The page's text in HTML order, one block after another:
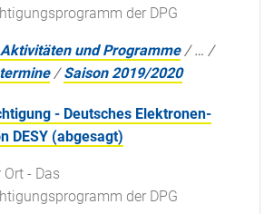
der DPG
Aktivitäten und Programme /… /
/Saison 2019/2020
- Deutsches Elektronen-
DESY (abgesagt)
Ort - Das
der DPG